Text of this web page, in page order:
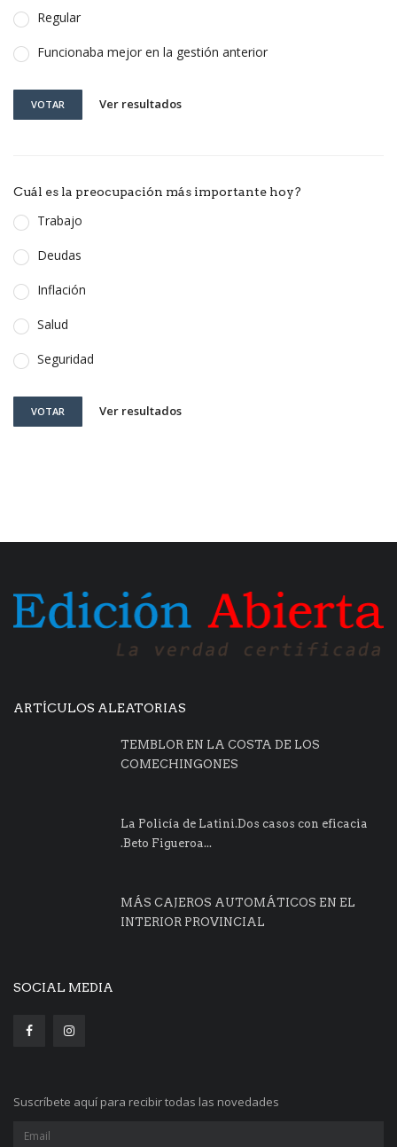
Regular
Funcionaba mejor en la gestión anterior
VOTAR Ver resultados
Cuál es la preocupación más importante hoy?
Trabajo
Deudas
Inflación
Salud
Seguridad
VOTAR Ver resultados
ARTÍCULOS ALEATORIAS
TEMBLOR EN LA COSTA DE LOS
COMECHINGONES
La Policía de Latini.Dos casos con eficacia
.Beto Figueroa...
MÁS CAJEROS AUTOMÁTICOS EN EL
INTERIOR PROVINCIAL
SOCIAL MEDIA
Suscríbete aquí para recibir todas las novedades